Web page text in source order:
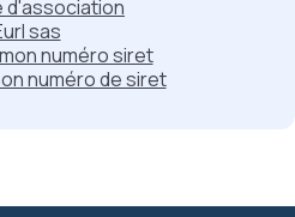
d'association
sas
numéro siret
numéro de siret